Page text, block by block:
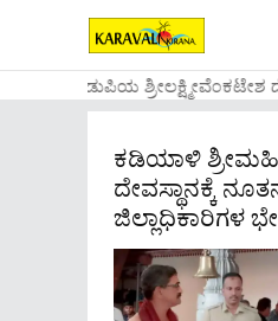
....ಉಡುಪಿಯ
ಕಡಿಯಾಳಿ
ದೇವಸ್ಥಾನಕ್ಕೆ
ಜಿಲ್ಲಾಧಿಕಾರಿಗಳ